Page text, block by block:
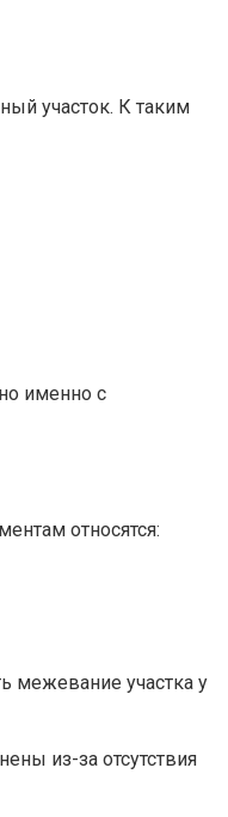
участок. К таким
именно с
относятся:
межевание участка у
из-за отсутствия